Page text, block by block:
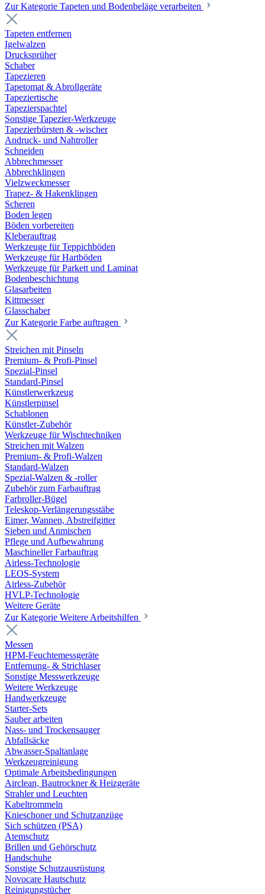
Zur Kategorie Tapeten und Bodenbeläge verarbeiten
Tapeten entfernen
Igelwalzen
Drucksprüher
Schaber
Tapezieren
Tapetomat & Abrollgeräte
Tapeziertische
Tapezierspachtel
Sonstige Tapezier-Werkzeuge
Tapezierbürsten & -wischer
Andruck- und Nahtroller
Schneiden
Abbrechmesser
Abbrechklingen
Vielzweckmesser
Trapez- & Hakenklingen
Scheren
Boden legen
Böden vorbereiten
Kleberauftrag
Werkzeuge für Teppichböden
Werkzeuge für Hartböden
Werkzeuge für Parkett und Laminat
Bodenbeschichtung
Glasarbeiten
Kittmesser
Glasschaber
Zur Kategorie Farbe auftragen
Streichen mit Pinseln
Premium- & Profi-Pinsel
Spezial-Pinsel
Standard-Pinsel
Künstlerwerkzeug
Künstlerpinsel
Schablonen
Künstler-Zubehör
Werkzeuge für Wischtechniken
Streichen mit Walzen
Premium- & Profi-Walzen
Standard-Walzen
Spezial-Walzen & -roller
Zubehör zum Farbauftrag
Farbroller-Bügel
Teleskop-Verlängerungsstäbe
Eimer, Wannen, Abstreifgitter
Sieben und Anmischen
Pflege und Aufbewahrung
Maschineller Farbauftrag
Airless-Technologie
LEOS-System
Airless-Zubehör
HVLP-Technologie
Weitere Geräte
Zur Kategorie Weitere Arbeitshilfen
Messen
HPM-Feuchtemessgeräte
Entfernung- & Strichlaser
Sonstige Messwerkzeuge
Weitere Werkzeuge
Handwerkzeuge
Starter-Sets
Sauber arbeiten
Nass- und Trockensauger
Abfallsäcke
Abwasser-Spaltanlage
Werkzeugreinigung
Optimale Arbeitsbedingungen
Airclean, Bautrockner & Heizgeräte
Strahler und Leuchten
Kabeltrommeln
Knieschoner und Schutzanzüge
Sich schützen (PSA)
Atemschutz
Brillen und Gehörschutz
Handschuhe
Sonstige Schutzausrüstung
Novocare Hautschutz
Reinigungstücher